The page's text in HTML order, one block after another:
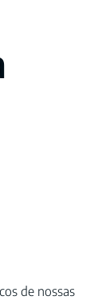
de nossas